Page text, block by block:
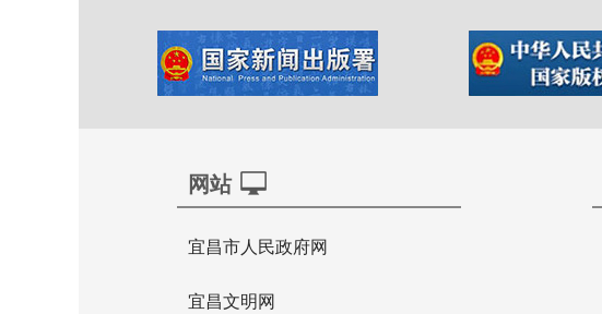
网站
宜昌市人民政府网
宜昌文明网